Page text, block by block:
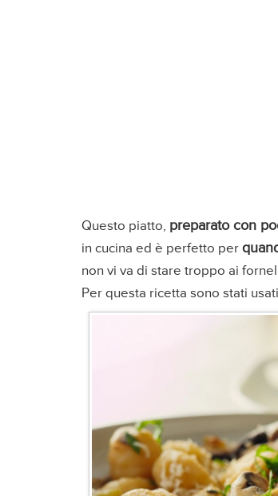
Questo piatto, preparato con
in cucina ed è perfetto per
non vi va di stare troppo ai
Per questa ricetta sono stati